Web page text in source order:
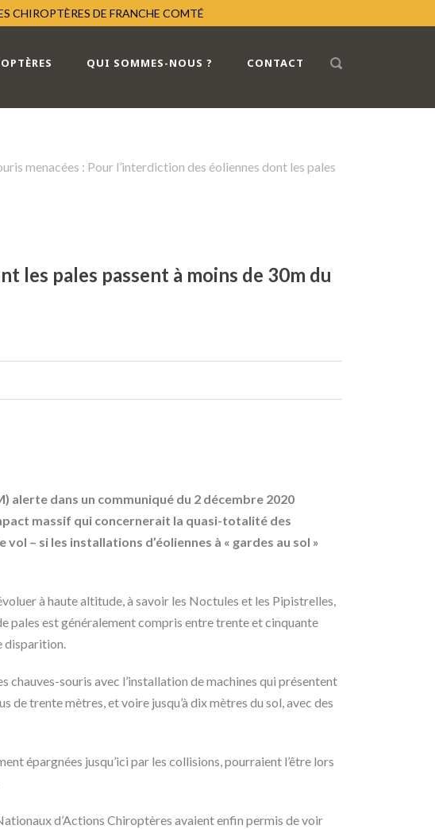
CHIROPTÈRES DE FRANCHE COMTÉ
QUI SOMMES-NOUS ? CONTACT
menacées : Pour l’interdiction des éoliennes dont les pales
les pales passent à moins de 30m du
alerte dans un communiqué du 2 décembre 2020
massif qui concernerait la quasi-totalité des
– si les installations d’éoliennes à « gardes au sol »
à haute altitude, à savoir les Noctules et les Pipistrelles,
pales est généralement compris entre trente et cinquante
disparition.
chauves-souris avec l’installation de machines qui présentent
de trente mètres, et voire jusqu’à dix mètres du sol, avec des
épargnées jusqu’ici par les collisions, pourraient l’être lors
d’Actions Chiroptères avaient enfin permis de voir